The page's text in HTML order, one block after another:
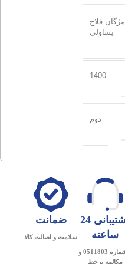
مژگان فلاح
یساولی
1400
دوم
پشتیبانی 24
ساعته
با شماره 0511803 و
مکالمه برخط
ضمانت
سلامت و اصالت کالا